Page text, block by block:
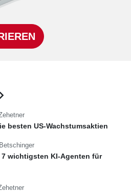
besten US-Wachstumsaktien
7 wichtigsten KI-Agenten für